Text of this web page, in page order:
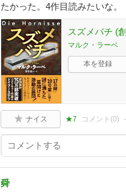
たかった。4作目読みたいな。
スズメバチ (
マルク・ラーベ
本を登録
ナイス ★7 コメント(0)
舜